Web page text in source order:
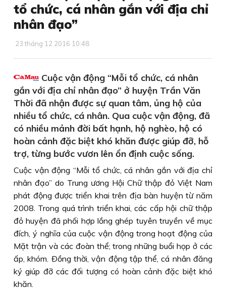
tổ chức, cá nhân gắn với địa chỉ
nhân đạo”
23 tháng 12 2016 10:48
Cuộc vận động “Mỗi tổ chức, cá nhân
gắn với địa chỉ nhân đạo” ở huyện Trần Văn
Thời đã nhận được sự quan tâm, ủng hộ của
nhiều tổ chức, cá nhân. Qua cuộc vận động, đã
có nhiều mảnh đời bất hạnh, hộ nghèo, hộ có
hoàn cảnh đặc biệt khó khăn được giúp đỡ, hỗ
trợ, từng bước vươn lên ổn định cuộc sống.
Cuộc vận động “Mỗi tổ chức, cá nhân gắn với địa chỉ
nhân đạo” do Trung ương Hội Chữ thập đỏ Việt Nam
phát động được triển khai trên địa bàn huyện từ năm
2008. Trong quá trình triển khai, các cấp hội chữ thập
đỏ huyện đã phối hợp lồng ghép tuyên truyền về mục
đích, ý nghĩa của cuộc vận động trong hoạt động của
Mặt trận và các đoàn thể; trong những buổi họp ở các
ấp, khóm. Ðồng thời, vận động tập thể, cá nhân đăng
ký giúp đỡ các đối tượng có hoàn cảnh đặc biệt khó
khăn.